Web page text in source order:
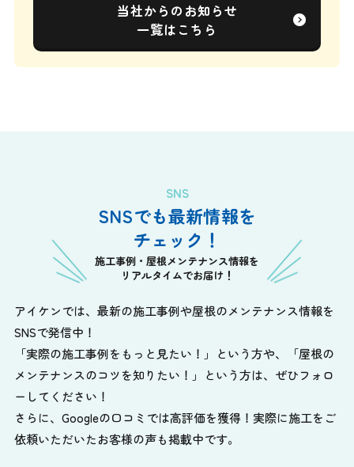
当社からのお知らせ
一覧はこちら
SNS
SNSでも最新情報を
チェック！
施工事例・屋根メンテナンス情報を
リアルタイムでお届け！
アイケンでは、最新の施工事例や屋根のメンテナンス情報を
SNSで発信中！
「実際の施工事例をもっと見たい！」という方や、
「屋根の
メンテナンスのコツを知りたい！」という方は、ぜひフォロ
ーしてください！
さらに、Googleの口コミでは高評価を獲得！実際に施工をご
依頼いただいたお客様の声も掲載中です。